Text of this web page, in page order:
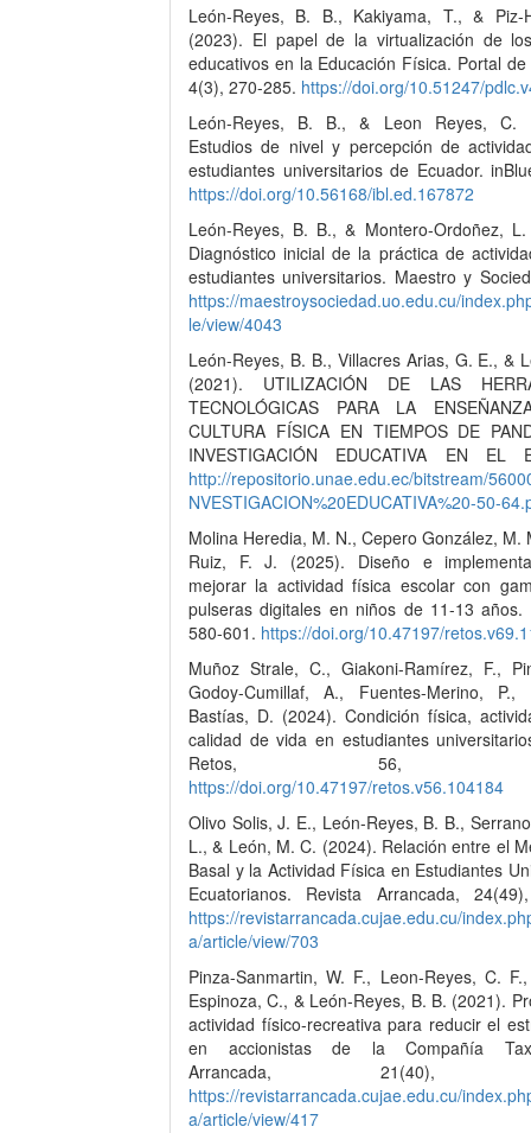
León-Reyes, B. B., Kakiyama, T., & Piz-
(2023). El papel de la virtualización de
educativos en la Educación Física. Portal
4(3), 270-285. https://doi.org/10.51247/
León-Reyes, B. B., & Leon Reyes, C.
Estudios de nivel y percepción de
estudiantes universitarios de Ecuador.
https://doi.org/10.56168/ibl.ed.167872
León-Reyes, B. B., & Montero-Ordoñez,
Diagnóstico inicial de la práctica de
estudiantes universitarios. Maestro y
https://maestroysociedad.uo.edu.cu/
le/view/4043
León-Reyes, B. B., Villacres Arias, G. E., &
(2021). UTILIZACIÓN DE LAS
TECNOLÓGICAS PARA LA
CULTURA FÍSICA EN TIEMPOS DE
INVESTIGACIÓN EDUCATIVA EN EL
http://repositorio.unae.edu.ec/bitstream/
NVESTIGACION%20EDUCATIVA%20-50-
Molina Heredia, M. N., Cepero González, M.
Ruiz, F. J. (2025). Diseño e
mejorar la actividad física escolar con
pulseras digitales en niños de 11-13 años.
580-601. https://doi.org/10.47197/
Muñoz Strale, C., Giakoni-Ramírez, F.,
Godoy-Cumillaf, A., Fuentes-Merino,
Bastías, D. (2024). Condición física,
calidad de vida en estudiantes
Retos, 56, 521-
https://doi.org/10.47197/retos.v56.104184
Olivo Solis, J. E., León-Reyes, B. B.,
L., & León, M. C. (2024). Relación entre el
Basal y la Actividad Física en Estudiantes
Ecuatorianos. Revista Arrancada,
https://revistarrancada.cujae.edu.cu/
a/article/view/703
Pinza-Sanmartin, W. F., Leon-Reyes, C.
Espinoza, C., & León-Reyes, B. B. (2021).
actividad físico-recreativa para reducir el
en accionistas de la Compañía Tax-
Arrancada, 21(40),
https://revistarrancada.cujae.edu.cu/
a/article/view/417